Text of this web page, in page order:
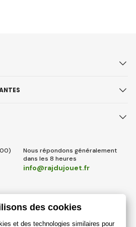
Nous répondons généralement
dans les 8 heures
info@rajdujouet.fr